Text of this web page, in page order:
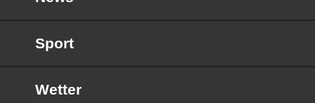
Sport
Wetter